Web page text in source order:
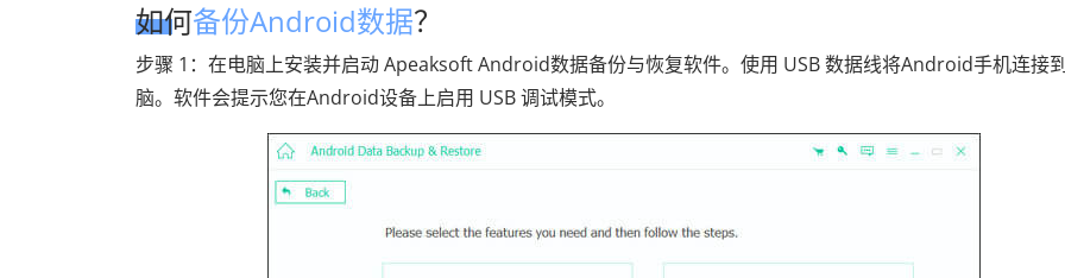
如何备份Android数据？
步骤 1：在电脑上安装并启动 Apeaksoft Android数据备份与恢复软件。使用 USB 数据线将Android手机连接
脑。软件会提示您在Android设备上启用 USB 调试模式。